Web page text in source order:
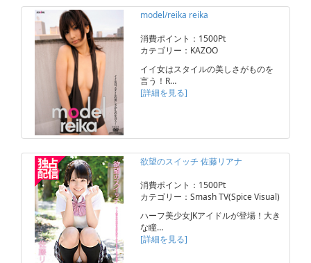
model/reika reika
消費ポイント：1500Pt
カテゴリー：KAZOO
イイ女はスタイルの美しさがものを
言う！R…
[詳細を見る]
欲望のスイッチ 佐藤リアナ
消費ポイント：1500Pt
カテゴリー：Smash TV(Spice Visual)
ハーフ美少女JKアイドルが登場！大き
な瞳…
[詳細を見る]